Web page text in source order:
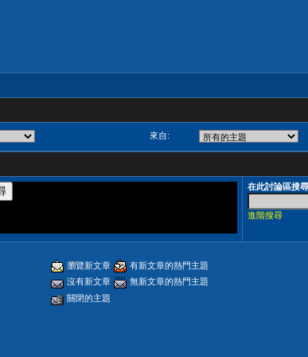
來自:
在此討論區搜尋
進階搜尋
瀏覽新文章
有新文章的熱門主題
沒有新文章
無新文章的熱門主題
關閉的主題